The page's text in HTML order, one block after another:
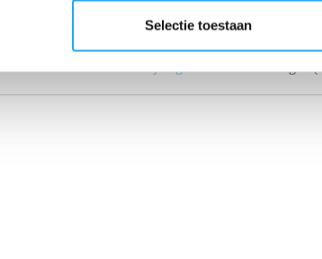
Selectie toestaan